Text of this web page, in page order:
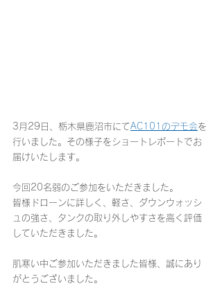
3月29日、栃木県鹿沼市にてAC101のデモ会を
行いました。その様子をショートレポートでお
届けいたします。
今回20名弱のご参加をいただきました。
皆様ドローンに詳しく、軽さ、ダウンウォッシ
ュの強さ、タンクの取り外しやすさを高く評価
していただきました。
肌寒い中ご参加いただきました皆様、誠にあり
がとうございました。